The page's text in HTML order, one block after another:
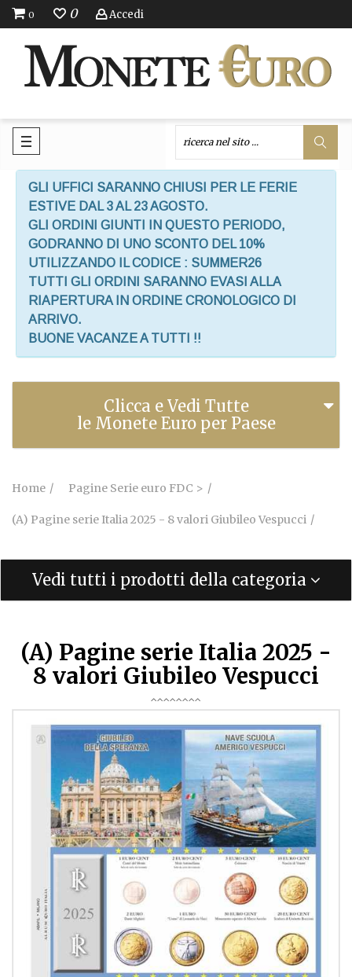
0 0 Accedi
GLI UFFICI SARANNO CHIUSI PER LE FERIE
ESTIVE DAL 3 AL 23 AGOSTO.
GLI ORDINI GIUNTI IN QUESTO PERIODO,
GODRANNO DI UNO SCONTO DEL 10%
UTILIZZANDO IL CODICE : SUMMER26
TUTTI GLI ORDINI SARANNO EVASI ALLA
RIAPERTURA IN ORDINE CRONOLOGICO DI
ARRIVO.
BUONE VACANZE A TUTTI !!
Clicca e Vedi Tutte
le Monete Euro per Paese
Home Pagine Serie euro FDC >
(A) Pagine serie Italia 2025 - 8 valori Giubileo Vespucci
Vedi tutti i prodotti della categoria
(A) Pagine serie Italia 2025 -
8 valori Giubileo Vespucci